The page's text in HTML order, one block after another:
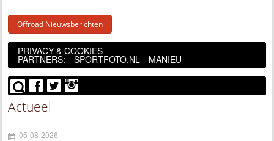
Offroad Nieuwsberichten
PRIVACY & COOKIES
PARTNERS: SPORTFOTO.NL MANIEU
Actueel
05-08-2026